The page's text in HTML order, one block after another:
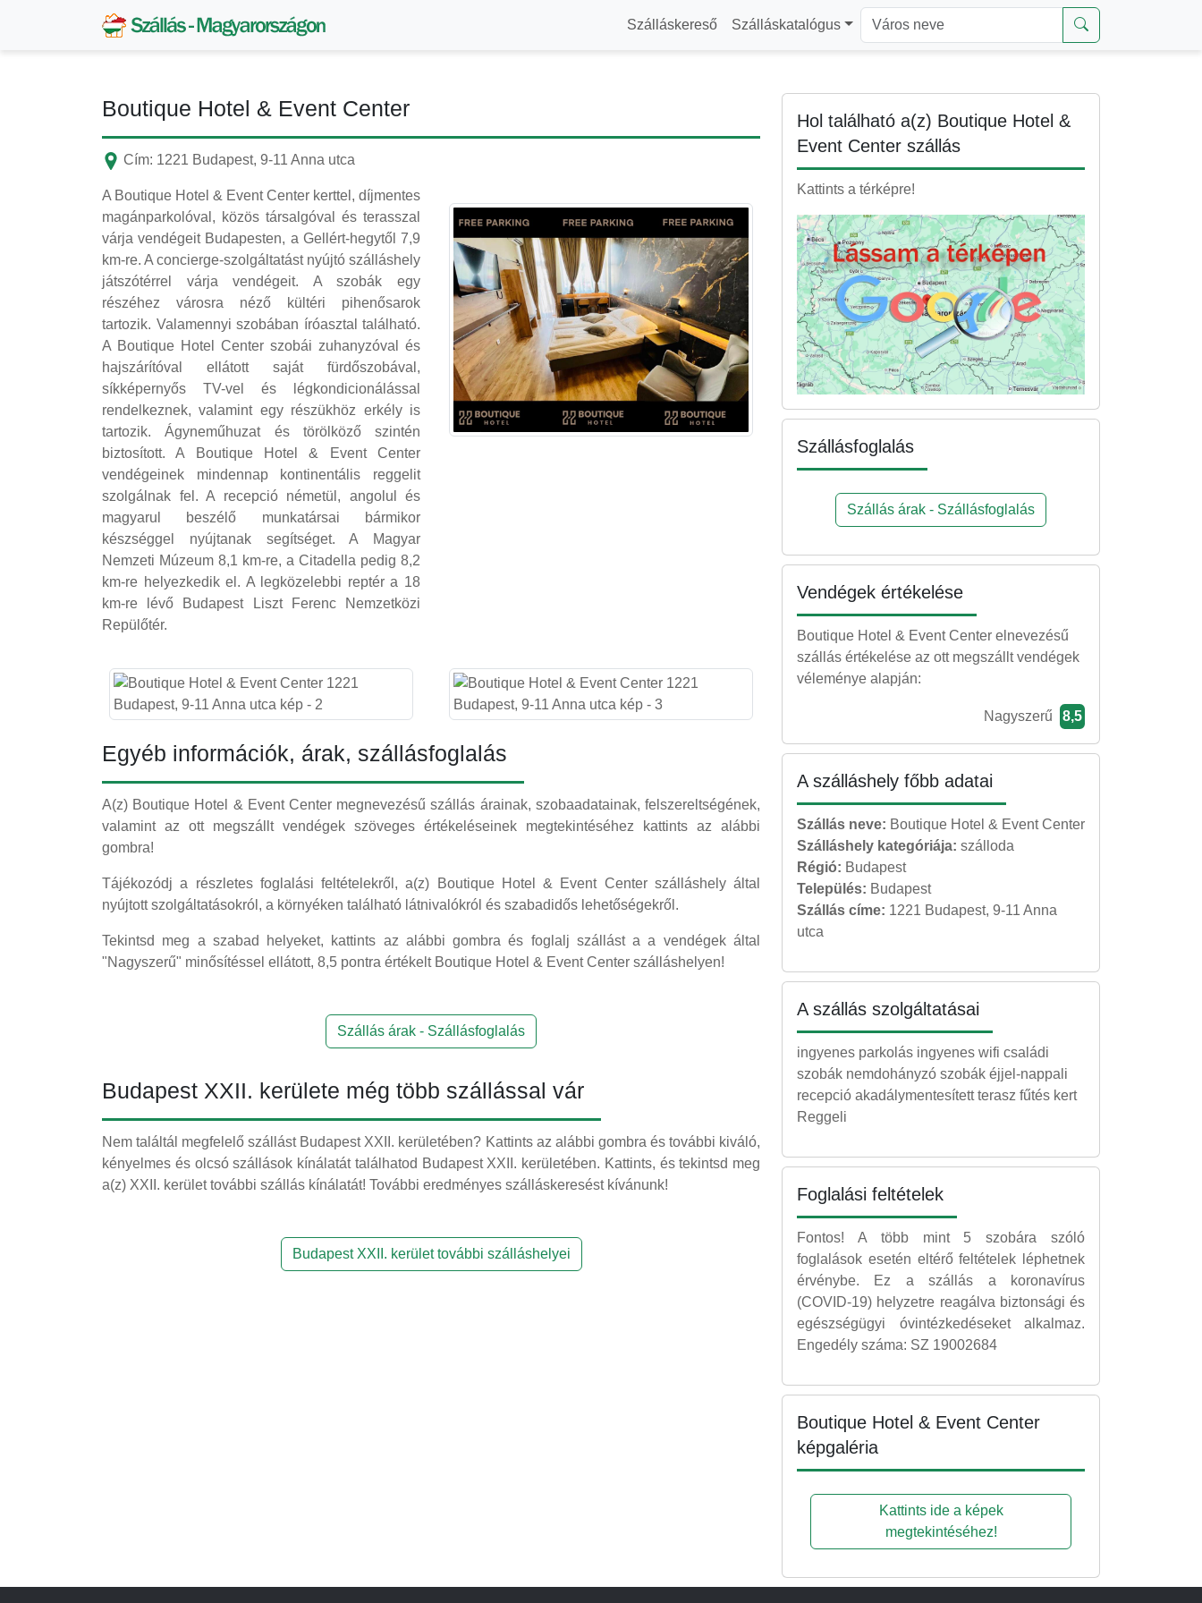
Szálláskereső Szálláskatalógus
Boutique Hotel & Event Center
Cím: 1221 Budapest, 9-11 Anna utca
A Boutique Hotel & Event Center kerttel, díjmentes
magánparkolóval, közös társalgóval és terasszal
várja vendégeit Budapesten, a Gellért-hegytől 7,9
km-re. A concierge-szolgáltatást nyújtó szálláshely
játszótérrel várja vendégeit. A szobák egy
részéhez városra néző kültéri pihenősarok
tartozik. Valamennyi szobában íróasztal található.
A Boutique Hotel Center szobái zuhanyzóval és
hajszárítóval ellátott saját fürdőszobával,
síkképernyős TV-vel és légkondicionálással
rendelkeznek, valamint egy részükhöz erkély is
tartozik. Ágyneműhuzat és törölköző szintén
biztosított. A Boutique Hotel & Event Center
vendégeinek mindennap kontinentális reggelit
szolgálnak fel. A recepció németül, angolul és
magyarul beszélő munkatársai bármikor
készséggel nyújtanak segítséget. A Magyar
Nemzeti Múzeum 8,1 km-re, a Citadella pedig 8,2
km-re helyezkedik el. A legközelebbi reptér a 18
km-re lévő Budapest Liszt Ferenc Nemzetközi
Repülőtér.
Egyéb információk, árak, szállásfoglalás
A(z) Boutique Hotel & Event Center megnevezésű szállás árainak, szobaadatainak, felszereltségének,
valamint az ott megszállt vendégek szöveges értékeléseinek megtekintéséhez kattints az alábbi
gombra!
Tájékozódj a részletes foglalási feltételekről, a(z) Boutique Hotel & Event Center szálláshely által
nyújtott szolgáltatásokról, a környéken található látnivalókról és szabadidős lehetőségekről.
Tekintsd meg a szabad helyeket, kattints az alábbi gombra és foglalj szállást a a vendégek által
"Nagyszerű" minősítéssel ellátott, 8,5 pontra értékelt Boutique Hotel & Event Center szálláshelyen!
Szállás árak - Szállásfoglalás
Budapest XXII. kerülete még több szállással vár
Nem találtál megfelelő szállást Budapest XXII. kerületében? Kattints az alábbi gombra és további kiváló,
kényelmes és olcsó szállások kínálatát találhatod Budapest XXII. kerületében. Kattints, és tekintsd meg
a(z) XXII. kerület további szállás kínálatát! További eredményes szálláskeresést kívánunk!
Budapest XXII. kerület további szálláshelyei
Hol található a(z) Boutique Hotel &
Event Center szállás
Kattints a térképre!
Szállásfoglalás
Szállás árak - Szállásfoglalás
Vendégek értékelése
Boutique Hotel & Event Center elnevezésű
szállás értékelése az ott megszállt vendégek
véleménye alapján:
Nagyszerű 8,5
A szálláshely főbb adatai
Szállás neve: Boutique Hotel & Event Center
Szálláshely kategóriája: szálloda
Régió: Budapest
Település: Budapest
Szállás címe: 1221 Budapest, 9-11 Anna
utca
A szállás szolgáltatásai
ingyenes parkolás ingyenes wifi családi
szobák nemdohányzó szobák éjjel-nappali
recepció akadálymentesített terasz fűtés kert
Reggeli
Foglalási feltételek
Fontos! A több mint 5 szobára szóló
foglalások esetén eltérő feltételek léphetnek
érvénybe. Ez a szállás a koronavírus
(COVID-19) helyzetre reagálva biztonsági és
egészségügyi óvintézkedéseket alkalmaz.
Engedély száma: SZ 19002684
Boutique Hotel & Event Center
képgaléria
Kattints ide a képek
megtekintéséhez!